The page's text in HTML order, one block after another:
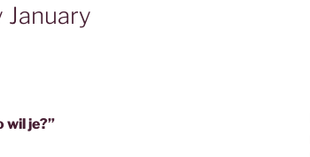
wil je?”